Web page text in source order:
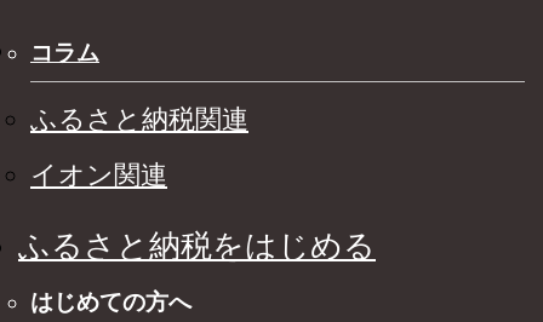
コラム
ふるさと納税関連
イオン関連
ふるさと納税をはじめる
はじめての方へ